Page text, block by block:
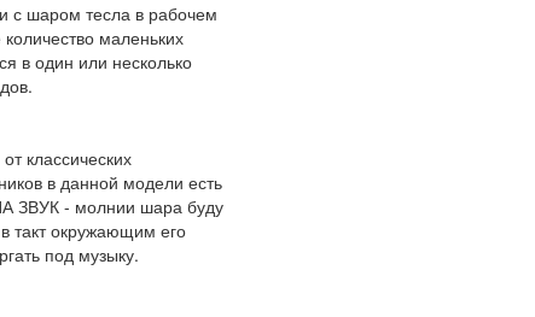
с шаром тесла в рабочем
маленьких
в один или несколько
классических
в данной модели есть
ЗВУК - молнии шара буду
в такт окружающим его
под музыку.